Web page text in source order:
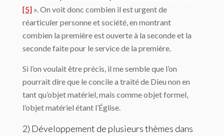
[5] ». On voit donc combien il est urgent de
réarticuler personne et société, en montrant
combien la première est ouverte à la seconde et la
seconde faite pour le service de la première.
Si l’on voulait être précis, il me semble que l’on
pourrait dire que le concile a traité de Dieu non en
tant qu’objet matériel, mais comme objet formel,
l’objet matériel étant l’Église.
2) Développement de plusieurs thèmes dans